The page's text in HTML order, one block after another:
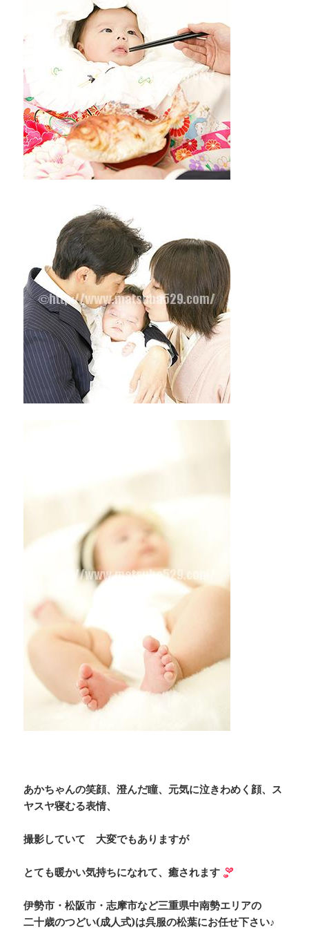
あかちゃんの笑顔、澄んだ瞳、元気に泣きわめく顔、ス
ヤスヤ寝むる表情、
撮影していて 大変でもありますが
とても暖かい気持ちになれて、癒されます
伊勢市・松阪市・志摩市など三重県中南勢エリアの
二十歳のつどい(成人式)は呉服の松葉にお任せ下さい♪